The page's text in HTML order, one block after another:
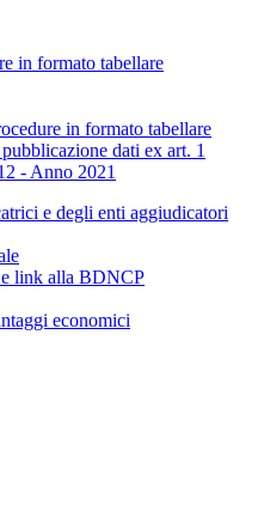
in formato tabellare
in formato tabellare
dati ex art. 1
- Anno 2021
e degli enti aggiudicatori
link alla BDNCP
economici